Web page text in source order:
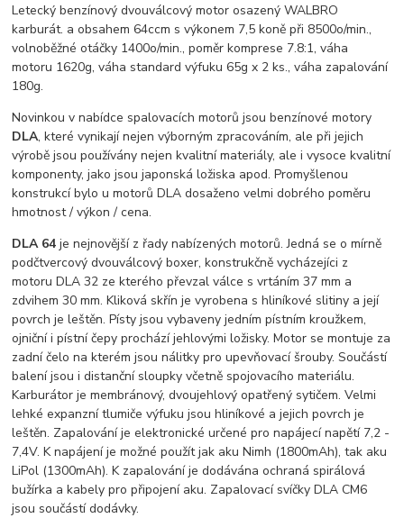
Letecký benzínový dvouválcový motor osazený WALBRO
karburát. a obsahem 64ccm s výkonem 7,5 koně při 8500o/min.,
volnoběžné otáčky 1400o/min., poměr komprese 7.8:1, váha
motoru 1620g, váha standard výfuku 65g x 2 ks., váha zapalování
180g.
Novinkou v nabídce spalovacích motorů jsou benzínové motory
DLA, které vynikají nejen výborným zpracováním, ale při jejich
výrobě jsou používány nejen kvalitní materiály, ale i vysoce kvalitní
komponenty, jako jsou japonská ložiska apod. Promyšlenou
konstrukcí bylo u motorů DLA dosaženo velmi dobrého poměru
hmotnost / výkon / cena.
DLA 64 je nejnovější z řady nabízených motorů. Jedná se o mírně
podčtvercový dvouválcový boxer, konstrukčně vycházejíci z
motoru DLA 32 ze kterého převzal válce s vrtáním 37 mm a
zdvihem 30 mm. Kliková skřín je vyrobena s hliníkové slitiny a její
povrch je leštěn. Písty jsou vybaveny jedním pístním kroužkem,
ojniční i pístní čepy prochází jehlovými ložisky. Motor se montuje za
zadní čelo na kterém jsou nálitky pro upevňovací šrouby. Součástí
balení jsou i distanční sloupky včetně spojovacího materiálu.
Karburátor je membránový, dvoujehlový opatřený sytičem. Velmi
lehké expanzní tlumiče výfuku jsou hliníkové a jejich povrch je
leštěn. Zapalování je elektronické určené pro napájecí napětí 7,2 -
7,4V. K napájení je možné použít jak aku Nimh (1800mAh), tak aku
LiPol (1300mAh). K zapalování je dodávána ochraná spirálová
bužírka a kabely pro připojení aku. Zapalovací svíčky DLA CM6
jsou součástí dodávky.